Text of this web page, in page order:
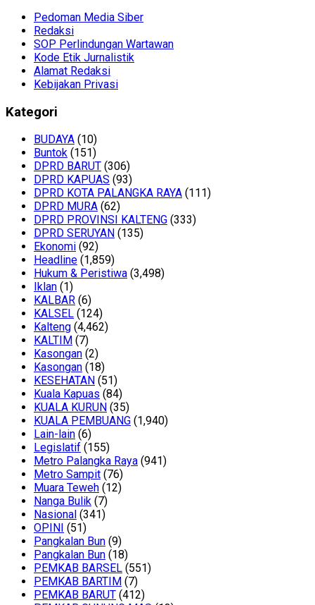
Pedoman Media Siber
Redaksi
SOP Perlindungan Wartawan
Kode Etik Jurnalistik
Alamat Redaksi
Kebijakan Privasi
Kategori
BUDAYA (10)
Buntok (151)
DPRD BARUT (306)
DPRD KAPUAS (93)
DPRD KOTA PALANGKA RAYA (111)
DPRD MURA (62)
DPRD PROVINSI KALTENG (333)
DPRD SERUYAN (135)
Ekonomi (92)
Headline (1,859)
Hukum & Peristiwa (3,498)
Iklan (1)
KALBAR (6)
KALSEL (124)
Kalteng (4,462)
KALTIM (7)
Kasongan (2)
Kasongan (18)
KESEHATAN (51)
Kuala Kapuas (84)
KUALA KURUN (35)
KUALA PEMBUANG (1,940)
Lain-lain (6)
Legislatif (155)
Metro Palangka Raya (941)
Metro Sampit (76)
Muara Teweh (12)
Nanga Bulik (7)
Nasional (341)
OPINI (51)
Pangkalan Bun (9)
Pangkalan Bun (18)
PEMKAB BARSEL (551)
PEMKAB BARTIM (7)
PEMKAB BARUT (412)